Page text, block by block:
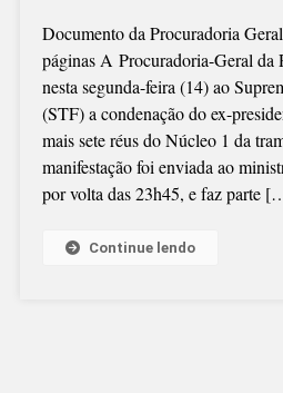
Documento da Procuradoria
páginas A Procuradoria-Geral da
nesta segunda-feira (14) ao
(STF) a condenação do ex-
mais sete réus do Núcleo 1 da
manifestação foi enviada ao
por volta das 23h45, e faz parte
Continue lendo